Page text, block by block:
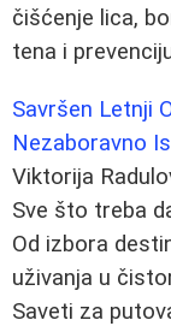
čišćenje lica,
tena i
Savršen Letnji
Nezaboravno
Viktorija
Sve što treba
Od izbora
uživanja u
Saveti za